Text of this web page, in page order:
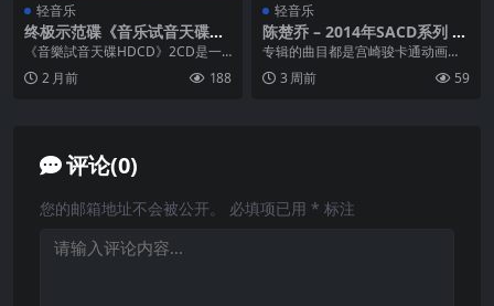
轻音乐
终极示范碟《音乐试音天碟H
DCD 2CD WAV+CUE
《音樂試音天碟HDCD》2CD是一
套由深圳音像公司发行、环球唱片
提供版权的终极音...
2 月前 188
轻音乐
陈楚乔 – 2014年SACD系列 –
钢琴演奏宫崎骏动画音乐作品
集 dsf
专辑的曲目都是宫崎骏卡通动画影
片的主题曲及插曲，也是吉卜力动
画最受欢迎的主题曲，...
3 周前 59
评论(0)
您的邮箱地址不会被公开。 必填项已用 * 标注